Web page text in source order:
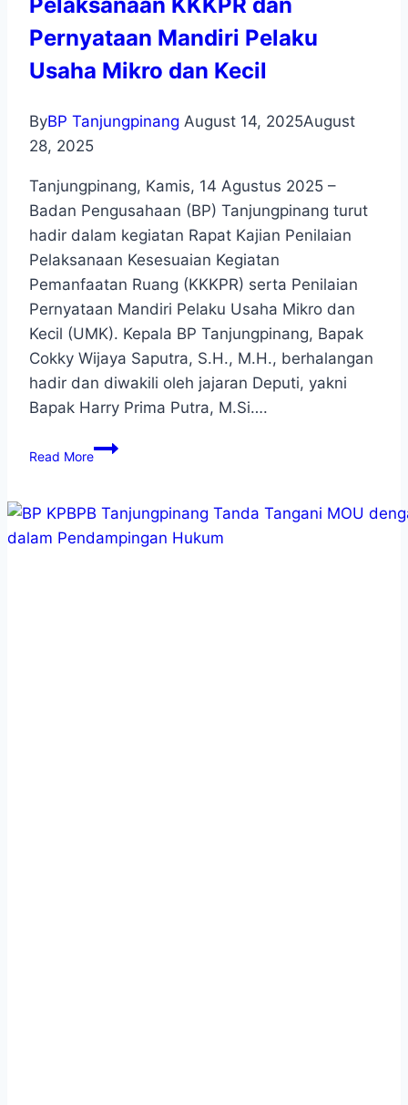
Pernyataan Mandiri Pelaku
Usaha Mikro dan Kecil
ByBP Tanjungpinang August 14, 2025August
28, 2025
Tanjungpinang, Kamis, 14 Agustus 2025 –
Badan Pengusahaan (BP) Tanjungpinang turut
hadir dalam kegiatan Rapat Kajian Penilaian
Pelaksanaan Kesesuaian Kegiatan
Pemanfaatan Ruang (KKKPR) serta Penilaian
Pernyataan Mandiri Pelaku Usaha Mikro dan
Kecil (UMK). Kepala BP Tanjungpinang, Bapak
Cokky Wijaya Saputra, S.H., M.H., berhalangan
hadir dan diwakili oleh jajaran Deputi, yakni
Bapak Harry Prima Putra, M.Si….
Read More